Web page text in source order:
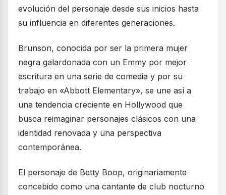
evolución del personaje desde sus inicios hasta
su influencia en diferentes generaciones.
Brunson, conocida por ser la primera mujer
negra galardonada con un Emmy por mejor
escritura en una serie de comedia y por su
trabajo en «Abbott Elementary», se une así a
una tendencia creciente en Hollywood que
busca reimaginar personajes clásicos con una
identidad renovada y una perspectiva
contemporánea.
El personaje de Betty Boop, originariamente
concebido como una cantante de club nocturno